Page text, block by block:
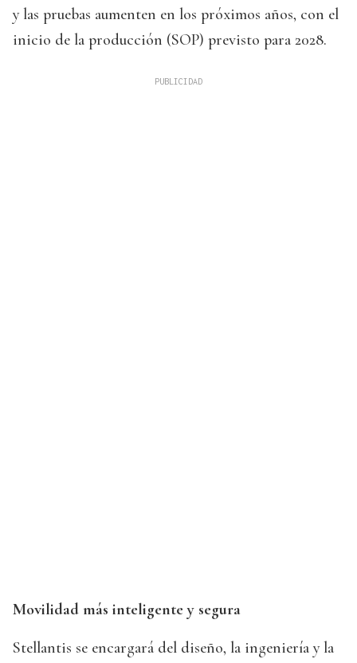
y las pruebas aumenten en los próximos años, con el
inicio de la producción (SOP) previsto para 2028.
Movilidad más inteligente y segura
Stellantis se encargará del diseño, la ingeniería y la